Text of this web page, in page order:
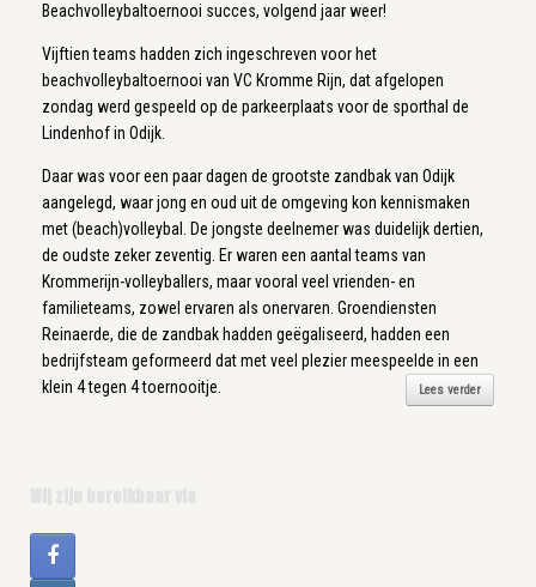
Beachvolleybaltoernooi succes, volgend jaar weer!
Vijftien teams hadden zich ingeschreven voor het
beachvolleybaltoernooi van VC Kromme Rijn, dat afgelopen
zondag werd gespeeld op de parkeerplaats voor de sporthal de
Lindenhof in Odijk.
Daar was voor een paar dagen de grootste zandbak van Odijk
aangelegd, waar jong en oud uit de omgeving kon kennismaken
met (beach)volleybal. De jongste deelnemer was duidelijk dertien,
de oudste zeker zeventig. Er waren een aantal teams van
Krommerijn-volleyballers, maar vooral veel vrienden- en
familieteams, zowel ervaren als onervaren. Groendiensten
Reinaerde, die de zandbak hadden geëgaliseerd, hadden een
bedrijfsteam geformeerd dat met veel plezier meespeelde in een
klein 4 tegen 4 toernooitje.
Lees verder